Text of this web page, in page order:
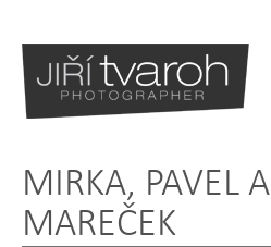
MIRKA, PAVEL A
MAREČEK